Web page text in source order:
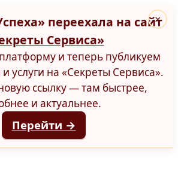
переехала на сайт
Сервиса»
и теперь публикуем
услуги на «Секреты Сервиса».
ссылку — там быстрее,
и актуальнее.
Перейти →
×